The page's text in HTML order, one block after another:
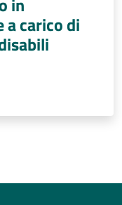
in
carico di